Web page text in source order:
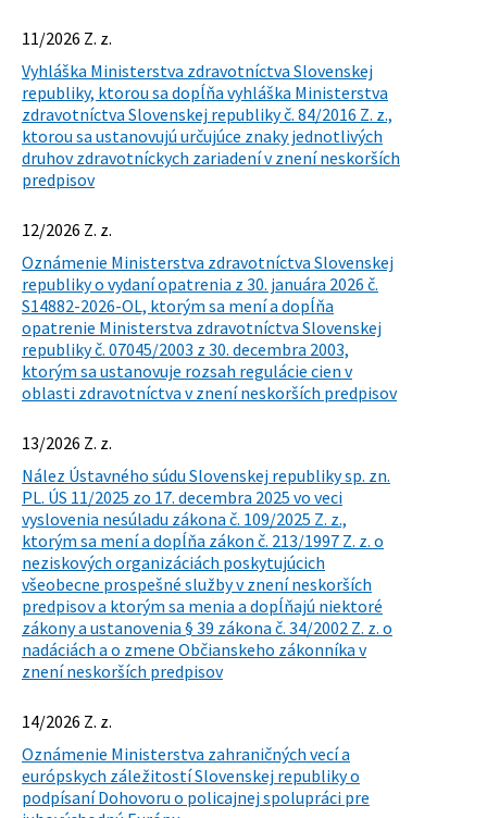
11/2026 Z. z.
Vyhláška Ministerstva zdravotníctva Slovenskej
republiky, ktorou sa dopĺňa vyhláška Ministerstva
zdravotníctva Slovenskej republiky č. 84/2016 Z. z.,
ktorou sa ustanovujú určujúce znaky jednotlivých
druhov zdravotníckych zariadení v znení neskorších
predpisov
12/2026 Z. z.
Oznámenie Ministerstva zdravotníctva Slovenskej
republiky o vydaní opatrenia z 30. januára 2026 č.
S14882-2026-OL, ktorým sa mení a dopĺňa
opatrenie Ministerstva zdravotníctva Slovenskej
republiky č. 07045/2003 z 30. decembra 2003,
ktorým sa ustanovuje rozsah regulácie cien v
oblasti zdravotníctva v znení neskorších predpisov
13/2026 Z. z.
Nález Ústavného súdu Slovenskej republiky sp. zn.
PL. ÚS 11/2025 zo 17. decembra 2025 vo veci
vyslovenia nesúladu zákona č. 109/2025 Z. z.,
ktorým sa mení a dopĺňa zákon č. 213/1997 Z. z. o
neziskových organizáciách poskytujúcich
všeobecne prospešné služby v znení neskorších
predpisov a ktorým sa menia a dopĺňajú niektoré
zákony a ustanovenia § 39 zákona č. 34/2002 Z. z. o
nadáciách a o zmene Občianskeho zákonníka v
znení neskorších predpisov
14/2026 Z. z.
Oznámenie Ministerstva zahraničných vecí a
európskych záležitostí Slovenskej republiky o
podpísaní Dohovoru o policajnej spolupráci pre